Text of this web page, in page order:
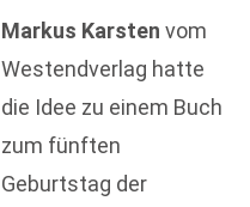
Markus Karsten vom
Westendverlag hatte
die Idee zu einem Buch
zum fünften
Geburtstag der